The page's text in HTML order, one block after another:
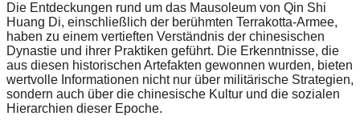
Die Entdeckungen rund um das Mausoleum von Qin Shi
Huang Di, einschließlich der berühmten Terrakotta-Armee,
haben zu einem vertieften Verständnis der chinesischen
Dynastie und ihrer Praktiken geführt. Die Erkenntnisse, die
aus diesen historischen Artefakten gewonnen wurden, bieten
wertvolle Informationen nicht nur über militärische Strategien,
sondern auch über die chinesische Kultur und die sozialen
Hierarchien dieser Epoche.